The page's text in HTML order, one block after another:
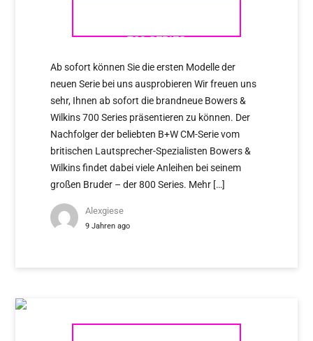
700 SERIES
Ab sofort können Sie die ersten Modelle der
neuen Serie bei uns ausprobieren Wir freuen uns
sehr, Ihnen ab sofort die brandneue Bowers &
Wilkins 700 Series präsentieren zu können. Der
Nachfolger der beliebten B+W CM-Serie vom
britischen Lautsprecher-Spezialisten Bowers &
Wilkins findet dabei viele Anleihen bei seinem
großen Bruder – der 800 Series. Mehr […]
Alexgiese
9 Jahren ago